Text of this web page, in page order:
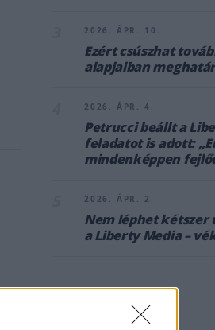
2026. ÁPR. 10.
Ezért csúszhat
alapjaiban
2026. ÁPR. 4.
Petrucci beállt a
feladatot is adott:
mindenképpen
2026. ÁPR. 2.
Nem léphet kétszer
a Liberty Media –